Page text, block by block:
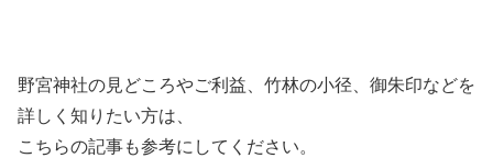
野宮神社の見どころやご利益、竹林の小径、御朱印などを
詳しく知りたい方は、
こちらの記事も参考にしてください。